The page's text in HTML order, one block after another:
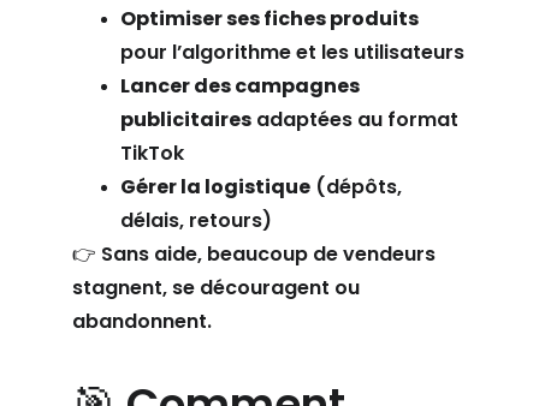
Optimiser ses fiches produits
pour l’algorithme et les utilisateurs
Lancer des campagnes
publicitaires adaptées au format
TikTok
Gérer la logistique (dépôts,
délais, retours)
👉 Sans aide, beaucoup de vendeurs
stagnent, se découragent ou
abandonnent.